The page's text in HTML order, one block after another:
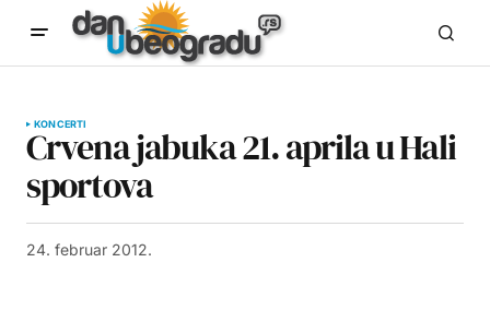
KONCERTI
Crvena jabuka 21. aprila u Hali
sportova
24. februar 2012.